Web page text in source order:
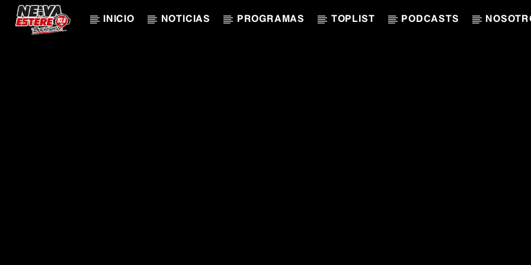
INICIO NOTICIAS PROGRAMAS TOPLIST PODCASTS